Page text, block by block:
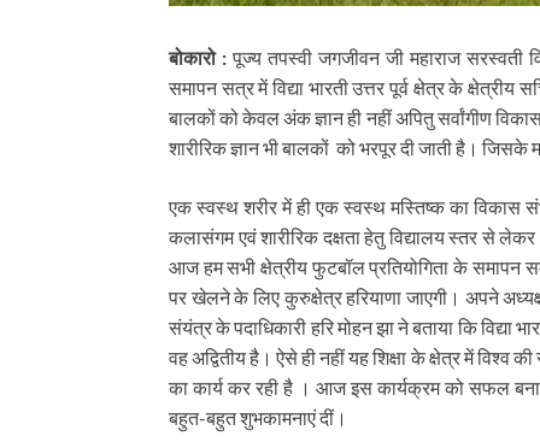
बोकारो :पूज्य तपस्वी जगजीवन जी महाराज सरस्वती
समापन सत्र में विद्या भारती उत्तर पूर्व क्षेत्र के क्षेत्रीय
बालकों को केवल अंक ज्ञान ही नहीं अपितु सर्वांगीण
शारीरिक ज्ञान भी बालकों को भरपूर दी जाती है।
एक स्वस्थ शरीर में ही एक स्वस्थ मस्तिष्क का विकास
कलासंगम एवं शारीरिक दक्षता हेतु विद्यालय स्तर से
आज हम सभी क्षेत्रीय फुटबॉल प्रतियोगिता के समापन
पर खेलने के लिए कुरुक्षेत्र हरियाणा जाएगी। अपने
संयंत्र के पदाधिकारी हरि मोहन झा ने बताया कि विद्या
वह अद्वितीय है। ऐसे ही नहीं यह शिक्षा के क्षेत्र में विश्व
का कार्य कर रही है । आज इस कार्यक्रम को सफल
बहुत-बहुत शुभकामनाएं दीं।